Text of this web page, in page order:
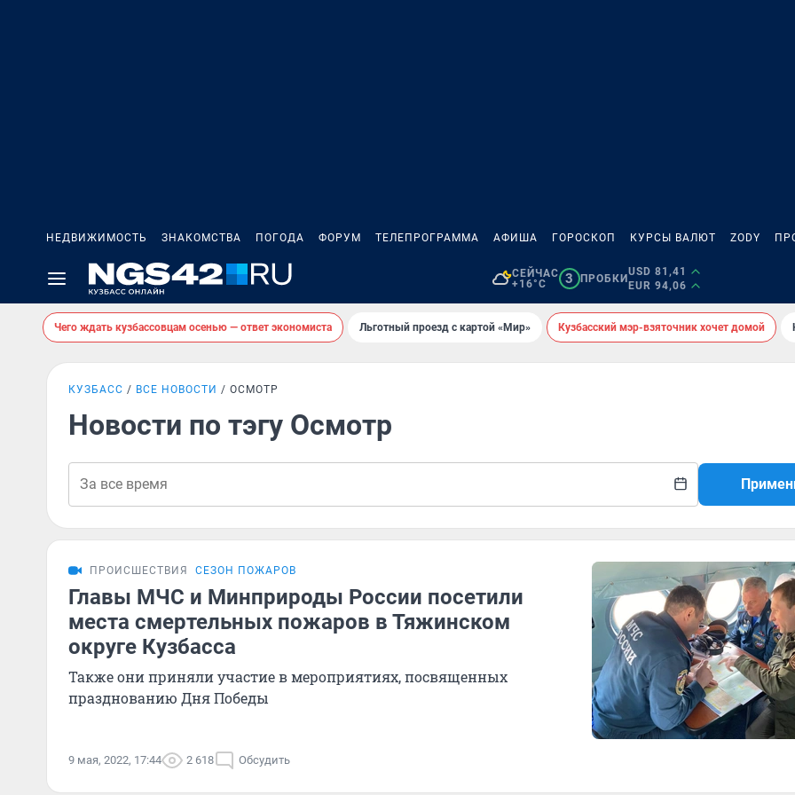
НЕДВИЖИМОСТЬ ЗНАКОМСТВА ПОГОДА ФОРУМ ТЕЛЕПРОГРАММА АФИША ГОРОСКОП КУРСЫ ВАЛЮТ ZODY
СЕЙЧАС
+16°C
3 ПРОБКИ
USD 81,41
EUR 94,06
Чего ждать кузбассовцам осенью — ответ экономиста Льготный проезд с картой «Мир» Кузбасский мэр-взяточник хочет домой
КУЗБАСС ВСЕ НОВОСТИ ОСМОТР
Новости по тэгу Осмотр
ПРОИСШЕСТВИЯ СЕЗОН ПОЖАРОВ
Главы МЧС и Минприроды России посетили
места смертельных пожаров в Тяжинском
округе Кузбасса
Также они приняли участие в мероприятиях, посвященных
празднованию Дня Победы
9 мая, 2022, 17:44 2 618 Обсудить